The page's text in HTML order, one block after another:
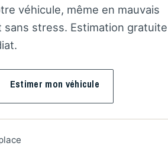
véhicule, même en mauvais
stress. Estimation gratuite
Estimer mon véhicule